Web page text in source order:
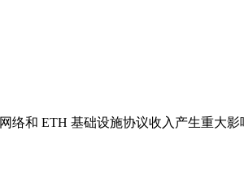
和 ETH 基础设施协议收入产生重大